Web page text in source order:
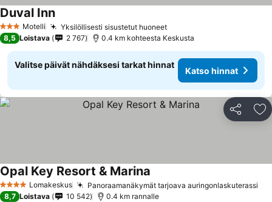
3 Tähtiluokitus
Motelli Yksilöllisesti sisustetut huoneet
Duval Inn
8,5 Loistava 2 767 0.4 km kohteesta Keskusta
Valitse päivät nähdäksesi tarkat hinnat
Katso hinnat
Jaa
4 TähtiluokitusLomakeskus Panoraamanäkymät tarjoava auringonlaskuterassi
Opal Key Resort & Marina
8,7 Loistava 10 542 0.4 km rannalle